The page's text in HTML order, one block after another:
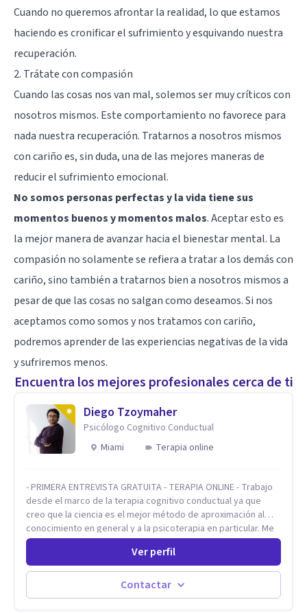
Cuando no queremos afrontar la realidad, lo que estamos
haciendo es cronificar el sufrimiento y esquivando nuestra
recuperación.
2. Trátate con compasión
Cuando las cosas nos van mal, solemos ser muy críticos con
nosotros mismos. Este comportamiento no favorece para
nada nuestra recuperación. Tratarnos a nosotros mismos
con cariño es, sin duda, una de las mejores maneras de
reducir el sufrimiento emocional.
No somos personas perfectas y la vida tiene sus
momentos buenos y momentos malos. Aceptar esto es
la mejor manera de avanzar hacia el bienestar mental. La
compasión no solamente se refiera a tratar a los demás con
cariño, sino también a tratarnos bien a nosotros mismos a
pesar de que las cosas no salgan como deseamos. Si nos
aceptamos como somos y nos tratamos con cariño,
podremos aprender de las experiencias negativas de la vida
y sufriremos menos.
Encuentra los mejores profesionales cerca de ti
Diego Tzoymaher
Psicólogo Cognitivo Conductual
Miami
Terapia online
- PRIMERA ENTREVISTA GRATUITA - TERAPIA ONLINE - Trabajo
desde el marco de la terapia cognitivo conductual ya que
creo que la ciencia es el mejor método de aproximación al
conocimiento en general y a la psicoterapia en particular. Me
interesan los procesos de cambio conductual por los que una
persona pueda alcanzar sus objetivos, transitando,
aceptando y modificando sus patrones cognitivos y
emocionales. Abordo patologías específicas como trastornos
de ansiedad y del ánimo, y también crisis vitales y procesos
Ver perfil
Contactar